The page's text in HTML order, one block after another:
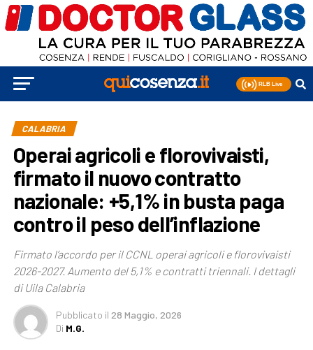
CALABRIA
Operai agricoli e florovivaisti,
firmato il nuovo contratto
nazionale: +5,1% in busta paga
contro il peso dell’inflazione
Firmato l’accordo per il CCNL operai agricoli e florovivaisti
2026-2027. Aumento del 5,1% e contratti triennali. I dettagli
di Uila Calabria
Pubblicato il 28 Maggio, 2026
Di M.G.